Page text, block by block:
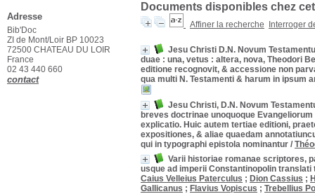
Documents disponibles chez
Affiner la recherche Interroger
Jesu Christi D.N. Novum
duae : una, vetus : altera, nova, Theodori
editione recognovit, & accessione non
qua multi N. Testamenti & harum in ipsum
Jesu Christi, D.N. Novum
breves doctrinae unoquoque
explicatio. Huic autem tertiae editioni,
expositiones, & aliae quaedam
qui in typographi epistola nominantur /
Varii historiae romanae scriptores,
usque ad imperii Constantinopolin
Caius Velleius Paterculus ; Dion Cassius ;
Gallicanus ; Flavius Vopiscus ; Trebellius
Adresse
Bib'Doc
ZI de Mont/Loir BP 10023
72500 CHATEAU DU LOIR
France
02 43 440 660
contact